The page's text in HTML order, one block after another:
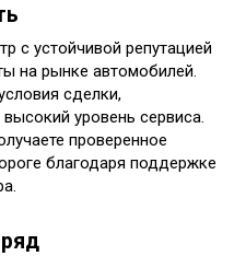
с устойчивой репутацией
на рынке автомобилей.
сделки,
уровень сервиса.
проверенное
благодаря поддержке